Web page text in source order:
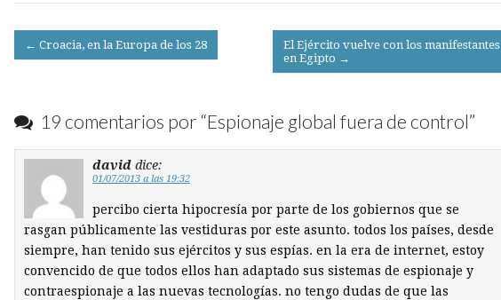
Post
navigation
← Croacia, en la Europa de los 28
El Ejército vuelve con los manifestantes
en Egipto →
19 comentarios por “Espionaje global fuera de control”
david dice:
01/07/2013 a las 19:32
percibo cierta hipocresía por parte de los gobiernos que se
rasgan públicamente las vestiduras por este asunto. todos los países, desde
siempre, han tenido sus ejércitos y sus espías. en la era de internet, estoy
convencido de que todos ellos han adaptado sus sistemas de espionaje y
contraespionaje a las nuevas tecnologías. no tengo dudas de que las